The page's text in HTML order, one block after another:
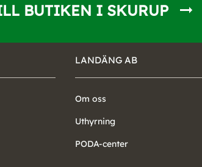
BUTIKEN I SKURUP
LANDÄNG AB
Om oss
Uthyrning
PODA-center